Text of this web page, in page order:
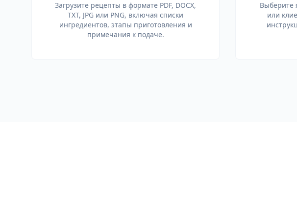
Загрузите рецепты в формате PDF, DOCX,
TXT, JPG или PNG, включая списки
ингредиентов, этапы приготовления и
примечания к подаче.
Выберите
или